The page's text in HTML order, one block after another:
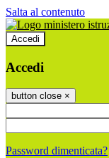
Salta al contenuto
Accedi
Accedi
button close ×
Password dimenticata?